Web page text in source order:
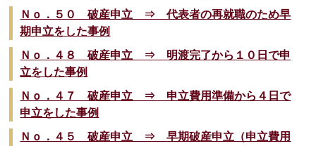
Ｎｏ．５０ 破産申立 ⇒ 代表者の再就職のため早
期申立をした事例
Ｎｏ．４８ 破産申立 ⇒ 明渡完了から１０日で申
立をした事例
Ｎｏ．４７ 破産申立 ⇒ 申立費用準備から４日で
申立をした事例
Ｎｏ．４５ 破産申立 ⇒ 早期破産申立（申立費用